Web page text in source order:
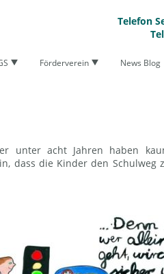
Telefon
Förderverein News Blog
unter acht Jahren haben
dass die Kinder den Schulweg